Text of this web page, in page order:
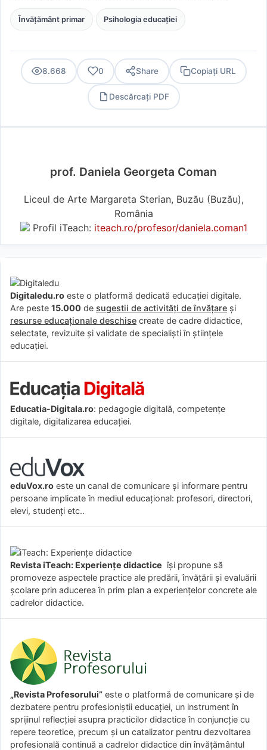
Învățământ primar Psihologia educației
8.668 0 Share Copiați URL
Descărcați PDF
prof. Daniela Georgeta Coman
Liceul de Arte Margareta Sterian, Buzău (Buzău),
România
Profil iTeach: iteach.ro/profesor/daniela.coman1
Digitaledu.ro este o platformă dedicată educației digitale.
Are peste 15.000 de sugestii de activități de învățare și
resurse educaționale deschise create de cadre didactice,
selectate, revizuite și validate de specialiști în științele
educației.
Educatia-Digitala.ro: pedagogie digitală, competențe
digitale, digitalizarea educației.
eduVox.ro este un canal de comunicare și informare pentru
persoane implicate în mediul educațional: profesori, directori,
elevi, studenți etc..
Revista iTeach: Experienţe didactice îşi propune să
promoveze aspectele practice ale predării, învăţării şi evaluării
şcolare prin aducerea în prim plan a experienţelor concrete ale
cadrelor didactice.
„Revista Profesorului” este o platformă de comunicare și de
dezbatere pentru profesioniștii educației, un instrument în
sprijinul reflecției asupra practicilor didactice în conjuncție cu
repere teoretice, precum și un catalizator pentru dezvoltarea
profesională continuă a cadrelor didactice din învățământul